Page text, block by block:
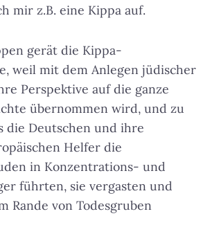
mir z.B. eine Kippa auf.
gerät die Kippa-
weil mit dem Anlegen jüdischer
Perspektive auf die ganze
übernommen wird, und zu
die Deutschen und ihre
Helfer die
in Konzentrations- und
führten, sie vergasten und
Rande von Todesgruben